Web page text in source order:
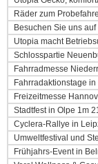
Räder zum
Besuchen Sie uns
Utopia macht
Schlosspartie
Fahrradmesse
Fahrradaktionstage
Freizeitmesse
Stadtfest in Olpe 1m
Cyclera-Rallye in
Umweltfestival und
Frühjahrs-Event in